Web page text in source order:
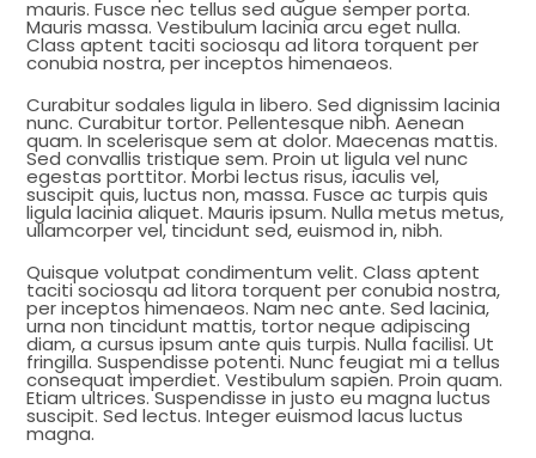
mauris. Fusce nec tellus sed augue semper porta.
Mauris massa. Vestibulum lacinia arcu eget nulla.
Class aptent taciti sociosqu ad litora torquent per
conubia nostra, per inceptos himenaeos.
Curabitur sodales ligula in libero. Sed dignissim lacinia
nunc. Curabitur tortor. Pellentesque nibh. Aenean
quam. In scelerisque sem at dolor. Maecenas mattis.
Sed convallis tristique sem. Proin ut ligula vel nunc
egestas porttitor. Morbi lectus risus, iaculis vel,
suscipit quis, luctus non, massa. Fusce ac turpis quis
ligula lacinia aliquet. Mauris ipsum. Nulla metus metus,
ullamcorper vel, tincidunt sed, euismod in, nibh.
Quisque volutpat condimentum velit. Class aptent
taciti sociosqu ad litora torquent per conubia nostra,
per inceptos himenaeos. Nam nec ante. Sed lacinia,
urna non tincidunt mattis, tortor neque adipiscing
diam, a cursus ipsum ante quis turpis. Nulla facilisi. Ut
fringilla. Suspendisse potenti. Nunc feugiat mi a tellus
consequat imperdiet. Vestibulum sapien. Proin quam.
Etiam ultrices. Suspendisse in justo eu magna luctus
suscipit. Sed lectus. Integer euismod lacus luctus
magna.